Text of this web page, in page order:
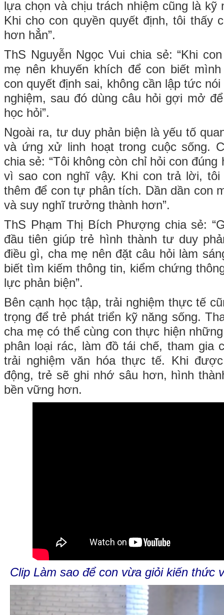
lựa chọn và chịu trách nhiệm cũng là kỹ
Khi cho con quyền quyết định, tôi thấy
hơn hẳn”.
ThS Nguyễn Ngọc Vui chia sẻ: “Khi
mẹ nên khuyến khích để con biết
con quyết định sai, không cần lập tức
nghiệm, sau đó dùng câu hỏi gợi mở
học hỏi”.
Ngoài ra, tư duy phản biện là yếu tố
và ứng xử linh hoạt trong cuộc sống.
chia sẻ: “Tôi không còn chỉ hỏi con
vì sao con nghĩ vậy. Khi con trả lời,
thêm để con tự phân tích. Dần dần con
và suy nghĩ trưởng thành hơn”.
ThS Phạm Thị Bích Phượng chia sẻ:
đầu tiên giúp trẻ hình thành tư duy
điều gì, cha mẹ nên đặt câu hỏi làm
biết tìm kiếm thông tin, kiểm chứng
lực phản biện”.
Bên cạnh học tập, trải nghiệm thực tế
trọng để trẻ phát triển kỹ năng sống.
cha mẹ có thể cùng con thực hiện
phân loại rác, làm đồ tái chế, tham gia
trải nghiệm văn hóa thực tế. Khi
động, trẻ sẽ ghi nhớ sâu hơn, hình
bền vững hơn.
Clip Làm sao để con vừa giỏi kiến thức